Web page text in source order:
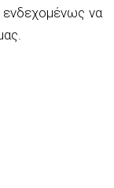
ενδεχομένως να